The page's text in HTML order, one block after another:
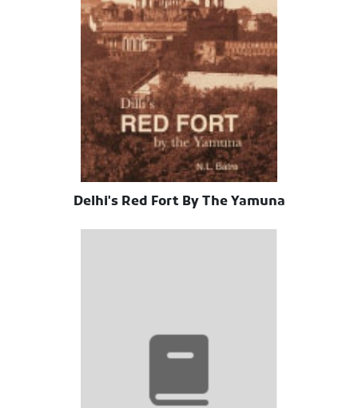
Delhi's Red Fort By The Yamuna